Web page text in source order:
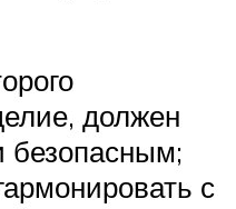
должен
безопасным;
с